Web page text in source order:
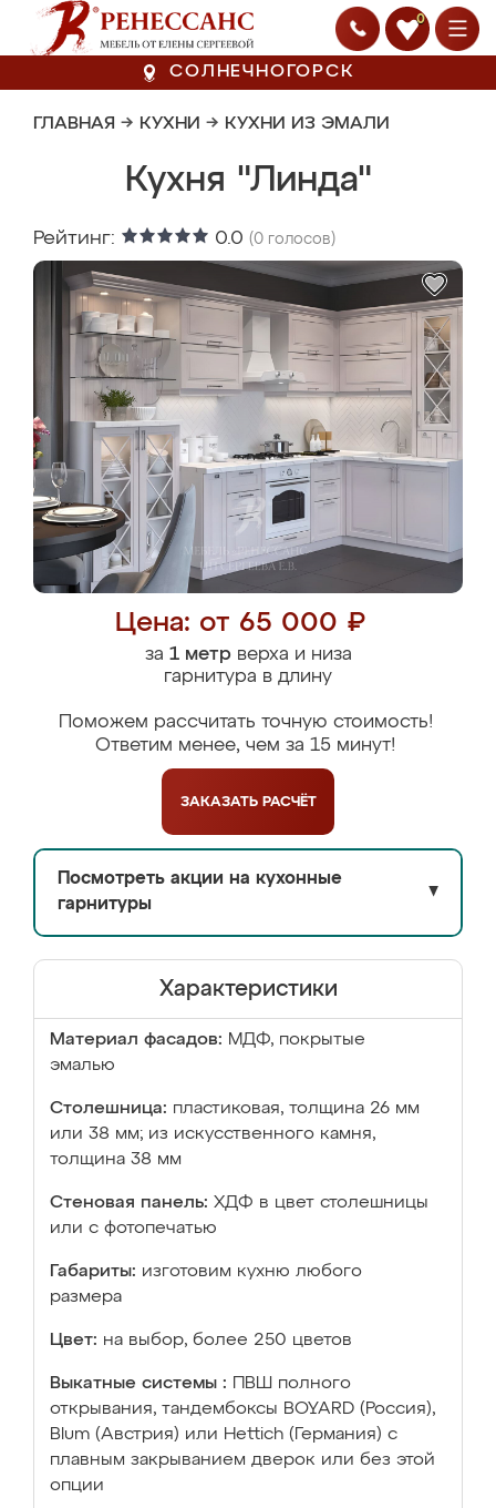
0
СОЛНЕЧНОГОРСК
ГЛАВНАЯ → КУХНИ → КУХНИ ИЗ ЭМАЛИ
Кухня "Линда"
Рейтинг: 0.0 (0 голосов)
Цена: от 65 000 ₽
за 1 метрверха и низа
гарнитура в длину
Поможем рассчитать точную стоимость!
Ответим менее, чем за 15 минут!
ЗАКАЗАТЬ РАСЧЁТ
Посмотреть акции на кухонные
гарнитуры
▼
Характеристики
Материал фасадов: МДФ, покрытые
эмалью
Столешница: пластиковая, толщина 26 мм
или 38 мм; из искусственного камня,
толщина 38 мм
Стеновая панель: ХДФ в цвет столешницы
или с фотопечатью
Габариты: изготовим кухню любого
размера
Цвет: на выбор, более 250 цветов
Выкатные системы :
ПВШ полного
открывания, тандембоксы BOYARD (Россия),
Blum (Австрия) или Hettich (Германия) с
плавным закрыванием дверок или без этой
опции